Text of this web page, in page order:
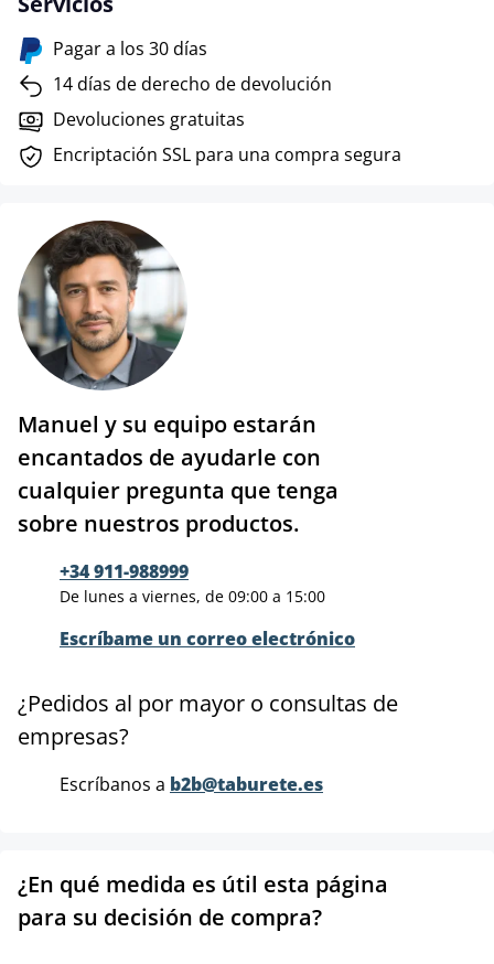
Pagar a los 30 días
14 días de derecho de devolución
Devoluciones gratuitas
Encriptación SSL para una compra segura
Manuel y su equipo estarán
encantados de ayudarle con
cualquier pregunta que tenga
sobre nuestros productos.
+34 911-988999
De lunes a viernes, de 09:00 a 15:00
Escríbame un correo electrónico
¿Pedidos al por mayor o consultas de
empresas?
Escríbanos a b2b@taburete.es
¿En qué medida es útil esta página
para su decisión de compra?